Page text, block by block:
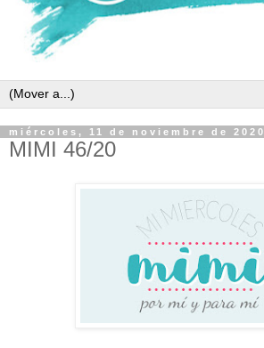
miércoles, 11 de noviembre de 2020
MIMI 46/20